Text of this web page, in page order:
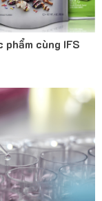
cùng IFS